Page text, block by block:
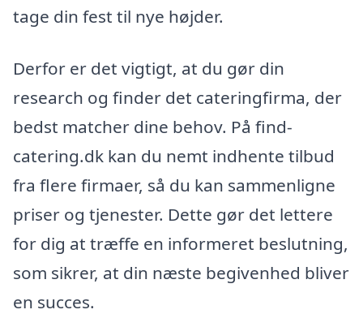
tage din fest til nye højder.
Derfor er det vigtigt, at du gør din
research og finder det cateringfirma, der
bedst matcher dine behov. På find-
catering.dk kan du nemt indhente tilbud
fra flere firmaer, så du kan sammenligne
priser og tjenester. Dette gør det lettere
for dig at træffe en informeret beslutning,
som sikrer, at din næste begivenhed bliver
en succes.